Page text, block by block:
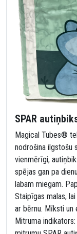
SPAR
Magical Tubes®
nodrošina ilgstošu
vienmērīgi,
spējas gan pa
labam miegam.
Staipīgas malas,
ar bērnu. Mīksti
Mitruma